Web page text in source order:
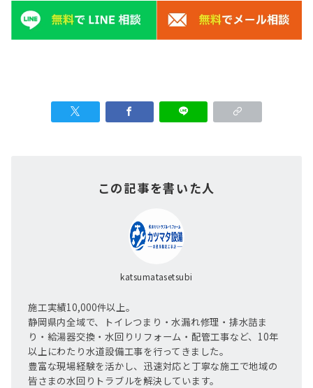
この記事を書いた人
katsumatasetsubi
施工実績10,000件以上。
静岡県内全域で、トイレつまり・水漏れ修理・排水詰ま
り・給湯器交換・水回りリフォーム・配管工事など、10年
以上にわたり水道設備工事を行ってきました。
豊富な現場経験を活かし、迅速対応と丁寧な施工で地域の
皆さまの水回りトラブルを解決しています。